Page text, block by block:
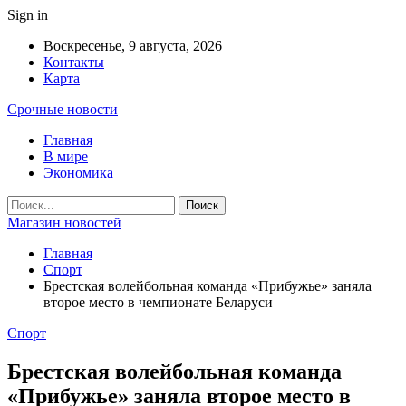
Sign in
Воскресенье, 9 августа, 2026
Контакты
Карта
Срочные новости
Главная
В мире
Экономика
Магазин новостей
Главная
Спорт
Брестская волейбольная команда «Прибужье» заняла
второе место в чемпионате Беларуси
Спорт
Брестская волейбольная команда
«Прибужье» заняла второе место в